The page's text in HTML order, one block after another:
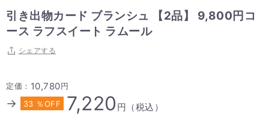
引き出物カード ブランシュ 【2品】 9,800円コ
ース ラフスイート ラムール
シェアする
定価： 10,780円
→ 33 ％OFF 7,220 円（税込）